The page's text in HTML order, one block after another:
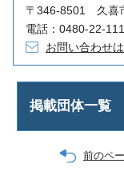
〒346-8501 久喜
電話：0480-22-
お問い合わせ
掲載団体一覧
前のペ